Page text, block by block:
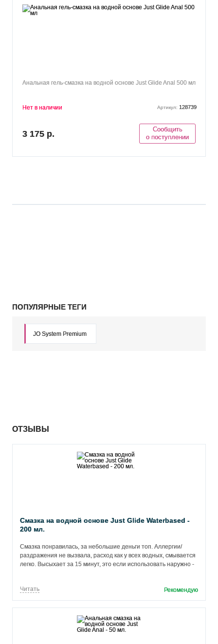
Анальная гель-смазка на водной основе Just Glide Anal 500 мл
Нет в наличии Артикул: 128739
3 175 р.
Сообщить
о поступлении
ПОПУЛЯРНЫЕ ТЕГИ
JO System Premium
ОТЗЫВЫ
Смазка на водной основе Just Glide Waterbased -
200 мл.
Смазка понравилась, за небольшие деньги топ. Аллергии/
раздражения не вызвала, расход как у всех водных, смывается
легко. Высыхает за 15 минут, это если использовать наружно -
Рекомендую.
Читать Рекомендую